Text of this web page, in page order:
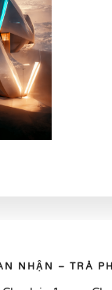
NHẬN – TRẢ